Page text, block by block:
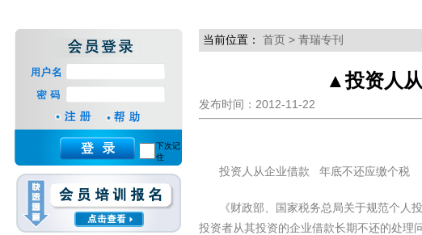
下次记
住
当前位置： 首页> 青瑞专刊
▲投资人
发布时间：2012-11-22
投资人从企业借款 年底不还应缴个税
《财政部、国家税务总局关于规范个人
投资者从其投资的企业借款长期不还的处理